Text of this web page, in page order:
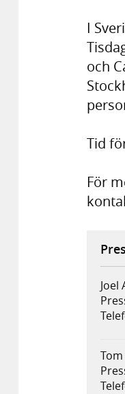
I
och
Tid
För
Joel